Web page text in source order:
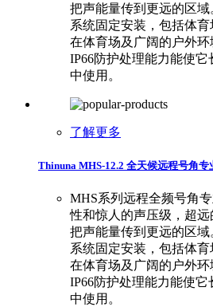
把声能量传到更远的区
系统固定安装，包括体
在体育场及广阔的户外环
IP66防护处理能力能使
中使用。
了解更多
Thinuna MHS-12.2 全天候远程号角专
MHS系列远程全频号角
性和惊人的声压级，超
把声能量传到更远的区
系统固定安装，包括体
在体育场及广阔的户外环
IP66防护处理能力能使
中使用。